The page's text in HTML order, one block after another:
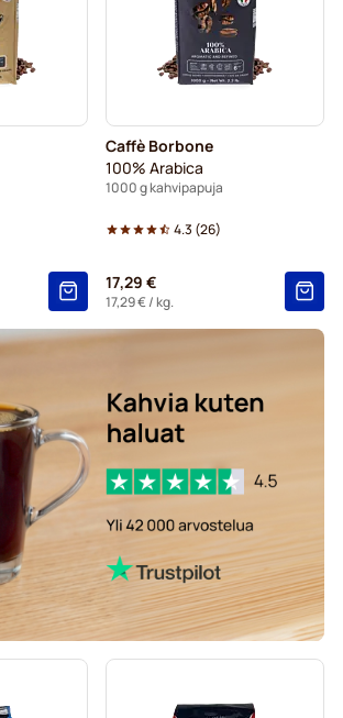
Kaffekapslen-kahvipavut
Caffè Borbone
100% Arabica
1000 g kahvipapuja
4.3 (26)
17,29 €
17,29 €/ kg.